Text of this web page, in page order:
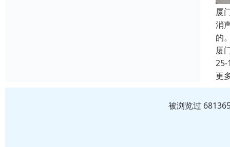
厦
消
的
厦
25-
更
被浏览过